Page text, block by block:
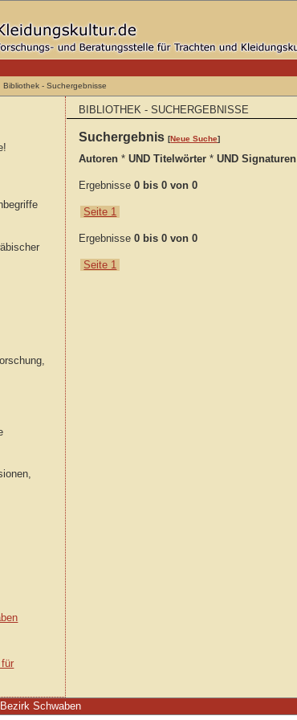
Bibliothek - Suchergebnisse
für
BIBLIOTHEK - SUCHERGEBNISSE
Suchergebnis[Neue Suche]
Autoren *UND Titelwörter *UND Signaturen
Ergebnisse0 bis 0 von0
Seite 1
Ergebnisse0 bis 0 von0
Seite 1
Schwaben